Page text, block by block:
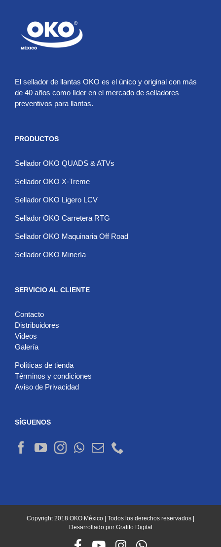
El sellador de llantas OKO es el único y original con más
de 40 años como líder en el mercado de selladores
preventivos para llantas.
PRODUCTOS
Sellador OKO QUADS & ATVs
Sellador OKO X-Treme
Sellador OKO Ligero LCV
Sellador OKO Carretera RTG
Sellador OKO Maquinaria Off Road
Sellador OKO Minería
SERVICIO AL CLIENTE
Contacto
Distribuidores
Videos
Galería
Políticas de tienda
Términos y condiciones
Aviso de Privacidad
SÍGUENOS
Copyright 2018 OKO México | Todos los derechos reservados |
Desarrollado por Grafito Digital